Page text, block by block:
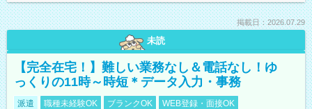
掲載日：2026.07.29
未読
【完全在宅！】難しい業務なし＆電話なし！ゆ
っくりの11時～時短＊データ入力・事務
派遣 職種未経験OK ブランクOK WEB登録・面接OK